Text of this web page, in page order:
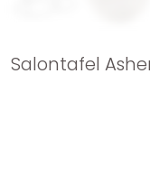
Salontafel